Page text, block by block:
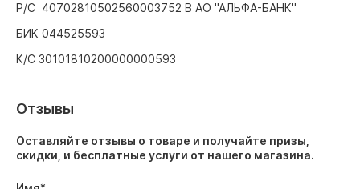
Р/С 40702810502560003752 В АО "АЛЬФА-БАНК"
БИК 044525593
К/С 30101810200000000593
Отзывы
Оставляйте отзывы о товаре и получайте призы,
скидки, и бесплатные услуги от нашего магазина.